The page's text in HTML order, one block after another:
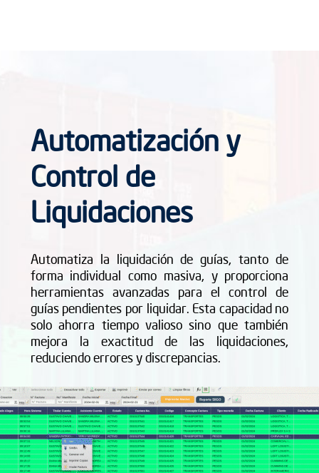
Automatización y
Control de
Liquidaciones
Automatiza la liquidación de guías, tanto de
forma individual como masiva, y proporciona
herramientas avanzadas para el control de
guías pendientes por liquidar. Esta capacidad no
solo ahorra tiempo valioso sino que también
mejora la exactitud de las liquidaciones,
reduciendo errores y discrepancias.